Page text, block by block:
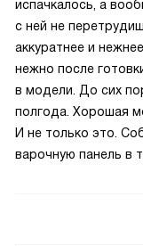
испачкалось, а
с ней не
аккуратнее и
нежно после
в модели. До сих
полгода. Хорошая
И не только это.
варочную панель в